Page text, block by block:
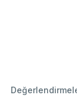
Değerlendirmeler